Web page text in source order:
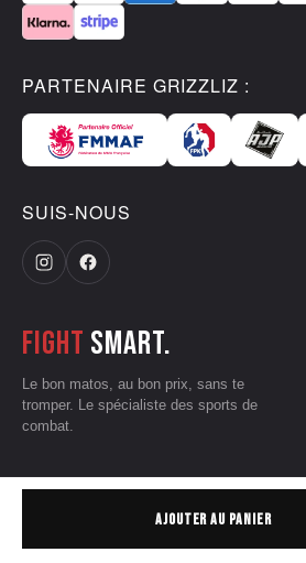
AJOUTER AU PANIER
PARTENAIRE GRIZZLIZ :
SUIS-NOUS
Fight smart.
Le bon matos, au bon prix, sans te
tromper. Le spécialiste des sports de
combat.
Mentions légales•Données personnelles